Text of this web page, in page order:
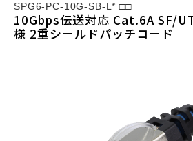
SPG6-PC-10G-SB-L* □□
10Gbps伝送対応 Cat.6A SF/
様 2重シールドパッチコード